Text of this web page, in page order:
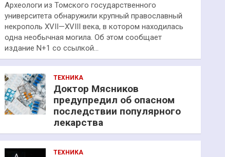
Археологи из Томского государственного
университета обнаружили крупный православный
некрополь XVII—XVIII века, в котором находилась
одна необычная могила. Об этом сообщает
издание N+1 со ссылкой…
ТЕХНИКА
Доктор Мясников
предупредил об опасном
последствии популярного
лекарства
ТЕХНИКА